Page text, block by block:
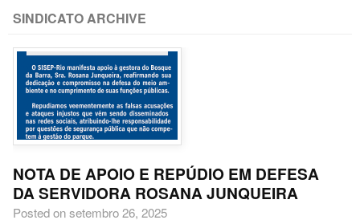
SINDICATO ARCHIVE
NOTA DE APOIO E REPÚDIO EM DEFESA
DA SERVIDORA ROSANA JUNQUEIRA
Posted on setembro 26, 2025